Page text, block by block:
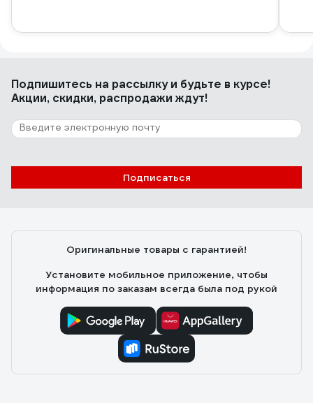
Подпишитесь на рассылкуи будьте в курсе!
Акции, скидки, распродажи ждут!
Подписаться
Оригинальные товары с гарантией!
Установите мобильное приложение, чтобы
информация по заказам всегда была под рукой